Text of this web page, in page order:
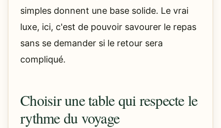
simples donnent une base solide. Le vrai
luxe, ici, c'est de pouvoir savourer le repas
sans se demander si le retour sera
compliqué.
Choisir une table qui respecte le
rythme du voyage